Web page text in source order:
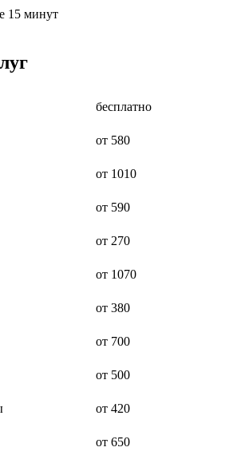
машин
15 минут
бесплатно
от 580
от 1010
от 590
от 270
от 1070
от 380
от 700
от 500
от 420
от 650